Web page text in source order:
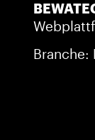
Branche: